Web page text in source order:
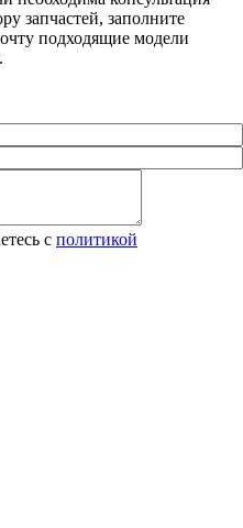
запчастей, заполните
подходящие модели
с политикой